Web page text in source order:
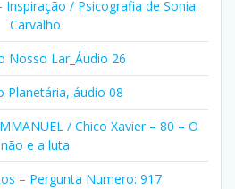
/ Psicografia de Sonia
Carvalho
Nosso Lar_Áudio 26
Planetária, áudio 08
/ Chico Xavier – 80 – O
não e a luta
– Pergunta Numero: 917